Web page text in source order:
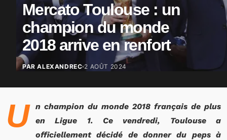
Mercato Toulouse : un
champion du monde
2018 arrive en renfort
PAR ALEXANDREC 2 AOÛT 2024
U
n champion du monde 2018 français de plus
en Ligue 1. Ce vendredi, Toulouse a
officiellement décidé de donner du peps à